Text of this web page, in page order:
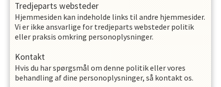
Tredjeparts websteder
Hjemmesiden kan indeholde links til andre hjemmesider.
Vi er ikke ansvarlige for tredjeparts websteder politik
eller praksis omkring personoplysninger.
Kontakt
Hvis du har spørgsmål om denne politik eller vores
behandling af dine personoplysninger, så kontakt os.